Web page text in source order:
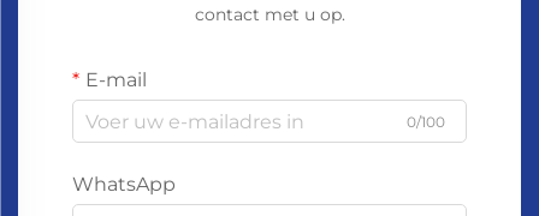
contact met u op.
E-mail
0/100
WhatsApp